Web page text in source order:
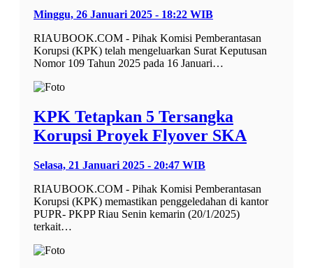
Minggu, 26 Januari 2025 - 18:22 WIB
RIAUBOOK.COM - Pihak Komisi Pemberantasan
Korupsi (KPK) telah mengeluarkan Surat Keputusan
Nomor 109 Tahun 2025 pada 16 Januari…
KPK Tetapkan 5 Tersangka
Korupsi Proyek Flyover SKA
Selasa, 21 Januari 2025 - 20:47 WIB
RIAUBOOK.COM - Pihak Komisi Pemberantasan
Korupsi (KPK) memastikan penggeledahan di kantor
PUPR- PKPP Riau Senin kemarin (20/1/2025)
terkait…